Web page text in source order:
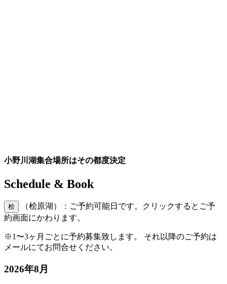
小野川湖集合場所はその都度決定
Schedule & Book
桧
（桧原湖）：ご予約可能日です。クリックするとご予
約画面にかわります。
※1〜3ヶ月ごとに予約募集致します。 それ以降のご予約は
メールにてお問合せください。
2026年8月